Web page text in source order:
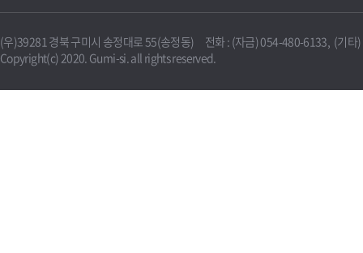
(우)39281 경북 구미시 송정대로 55(송정동) 전화 : (자금) 054-480-6133, (기타
Copyright(c) 2020. Gumi-si. all rights reserved.